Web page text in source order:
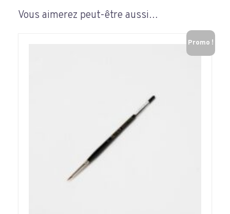
Vous aimerez peut-être aussi…
Promo !